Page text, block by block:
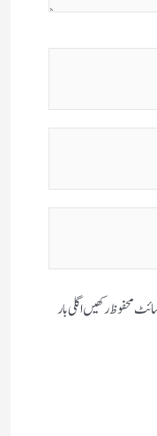
محفوظ رکھیں اگلی بار